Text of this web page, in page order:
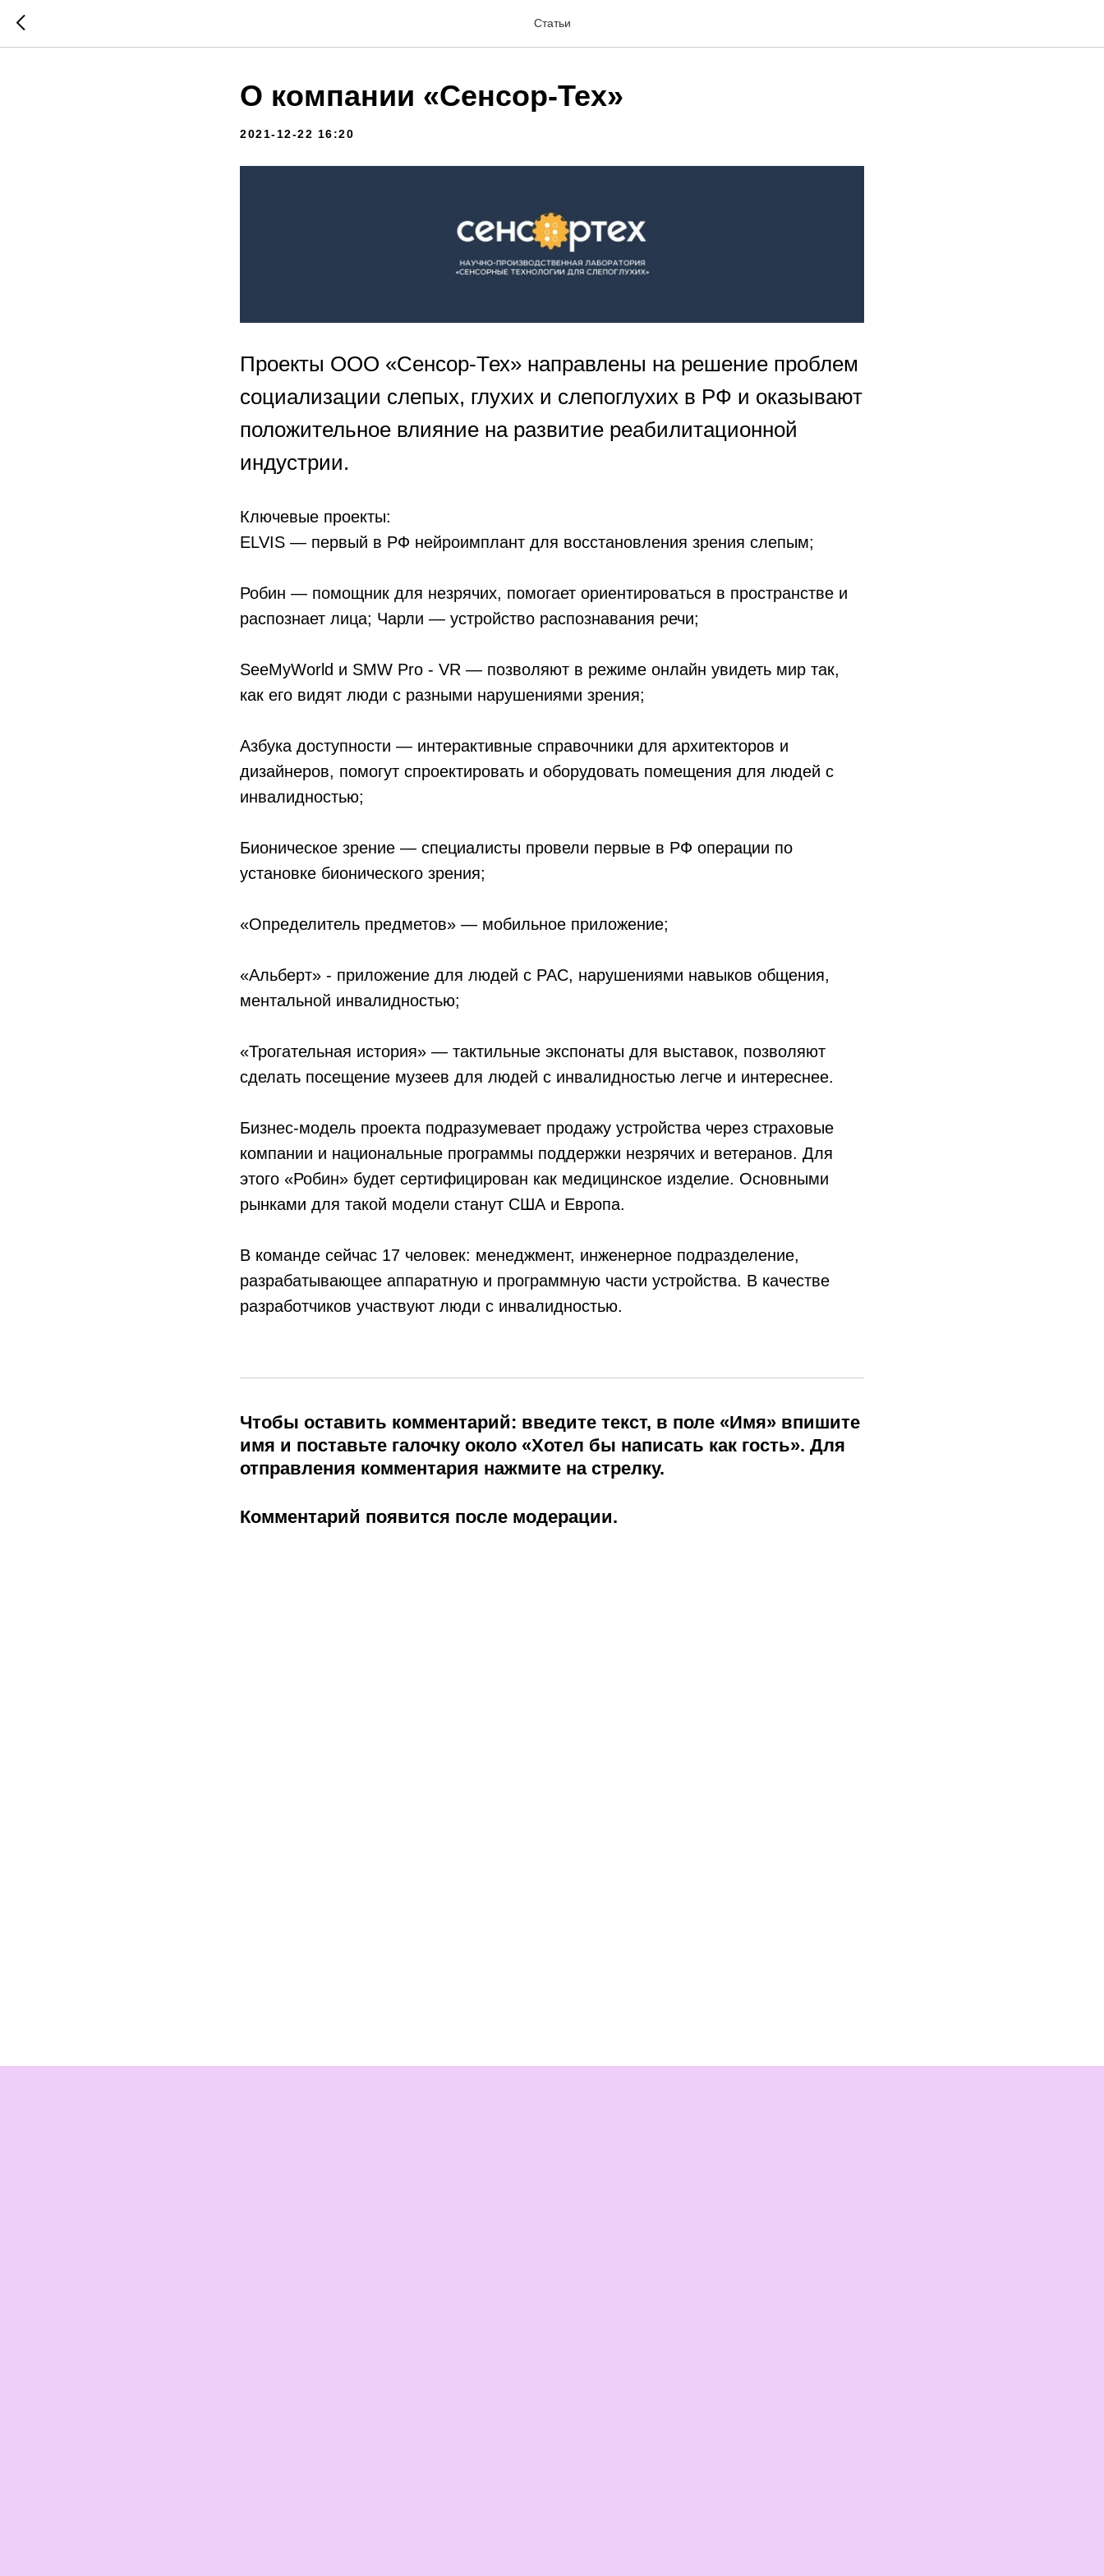
Статьи
О компании «Сенсор-Тех»
2021-12-22 16:20
Проекты ООО «Сенсор-Тех» направлены на решение проблем
социализации слепых, глухих и слепоглухих в РФ и оказывают
положительное влияние на развитие реабилитационной
индустрии.
Ключевые проекты:
ELVIS — первый в РФ нейроимплант для восстановления зрения слепым;
Робин — помощник для незрячих, помогает ориентироваться в пространстве и
распознает лица; Чарли — устройство распознавания речи;
SeeMyWorld и SMW Pro - VR — позволяют в режиме онлайн увидеть мир так,
как его видят люди с разными нарушениями зрения;
Азбука доступности — интерактивные справочники для архитекторов и
дизайнеров, помогут спроектировать и оборудовать помещения для людей с
инвалидностью;
Бионическое зрение — специалисты провели первые в РФ операции по
установке бионического зрения;
«Определитель предметов» — мобильное приложение;
«Альберт» - приложение для людей с РАС, нарушениями навыков общения,
ментальной инвалидностью;
«Трогательная история» — тактильные экспонаты для выставок, позволяют
сделать посещение музеев для людей с инвалидностью легче и интереснее.
Бизнес-модель проекта подразумевает продажу устройства через страховые
компании и национальные программы поддержки незрячих и ветеранов. Для
этого «Робин» будет сертифицирован как медицинское изделие. Основными
рынками для такой модели станут США и Европа.
В команде сейчас 17 человек: менеджмент, инженерное подразделение,
разрабатывающее аппаратную и программную части устройства. В качестве
разработчиков участвуют люди с инвалидностью.
Чтобы оставить комментарий: введите текст, в поле «Имя» впишите
имя и поставьте галочку около «Хотел бы написать как гость». Для
отправления комментария нажмите на стрелку.
Комментарий появится после модерации.